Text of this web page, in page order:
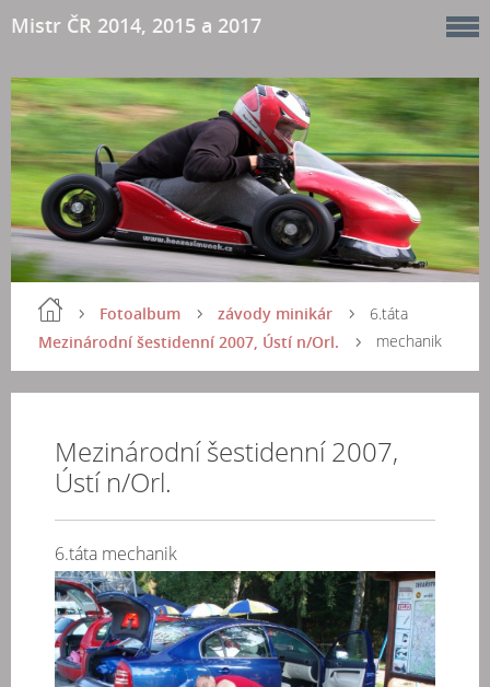
Mistr ČR 2014, 2015 a 2017
Fotoalbum
závody minikár
Mezinárodní šestidenní 2007, Ústí n/Orl.
6.táta
mechanik
Mezinárodní šestidenní 2007,
Ústí n/Orl.
6.táta mechanik